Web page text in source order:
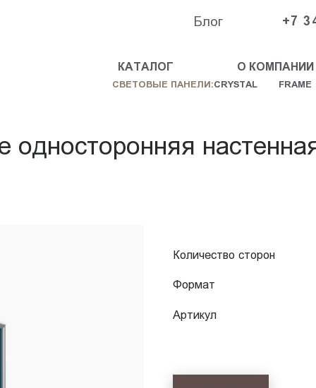
Блог +7
КАТАЛОГ О КОМПАНИИ
СВЕТОВЫЕ ПАНЕЛИ:CRYSTAL FRAME
односторонняя
Количество сторон
Формат
Артикул